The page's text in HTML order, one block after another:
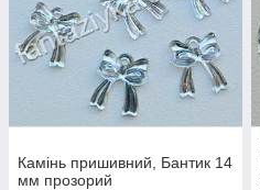
Камінь пришивний, Бантик 14
мм прозорий